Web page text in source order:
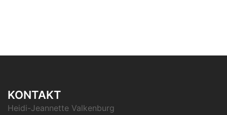
KONTAKT
Heidi-Jeannette Valkenburg